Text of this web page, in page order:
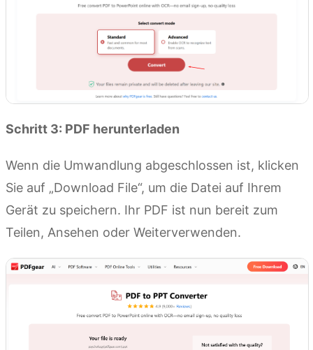
Schritt 3: PDF herunterladen
Wenn die Umwandlung abgeschlossen ist, klicken
Sie auf „Download File“, um die Datei auf Ihrem
Gerät zu speichern. Ihr PDF ist nun bereit zum
Teilen, Ansehen oder Weiterverwenden.